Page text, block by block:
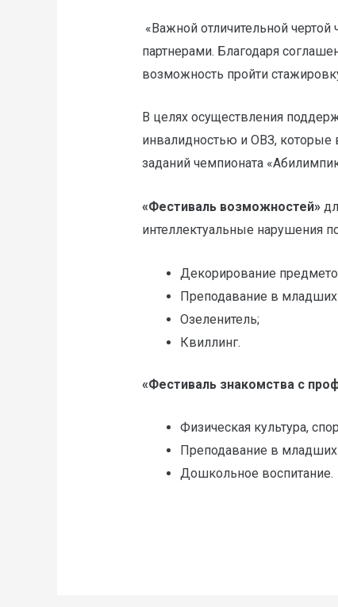
«Важной отличительной
партнерами. Благодаря
возможность пройти
В целях осуществления
инвалидностью и ОВЗ, которые
заданий чемпионата
«Фестиваль возможностей»
интеллектуальные нарушения
Декорирование
Преподавание в младших
Озеленитель;
Квиллинг.
«Фестиваль знакомства с
Физическая культура,
Преподавание в младших
Дошкольное воспитание.